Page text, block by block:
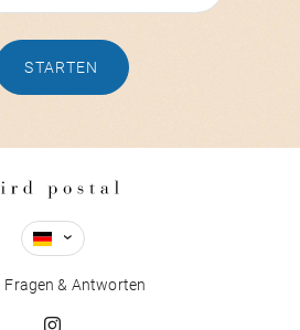
STARTEN
Fragen & Antworten